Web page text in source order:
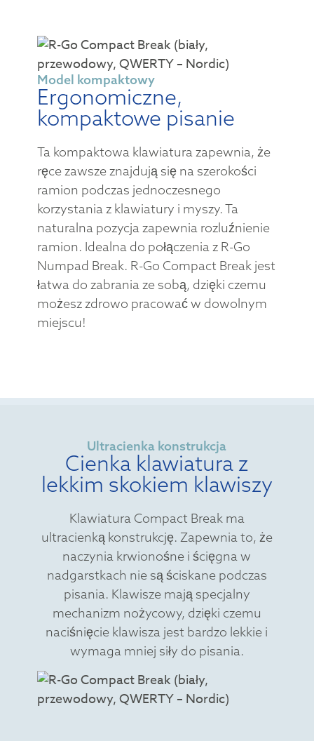
Model kompaktowy
Ergonomiczne,
kompaktowe pisanie
Ta kompaktowa klawiatura zapewnia, że
ręce zawsze znajdują się na szerokości
ramion podczas jednoczesnego
korzystania z klawiatury i myszy. Ta
naturalna pozycja zapewnia rozluźnienie
ramion. Idealna do połączenia z R-Go
Numpad Break. R-Go Compact Break jest
łatwa do zabrania ze sobą, dzięki czemu
możesz zdrowo pracować w dowolnym
miejscu!
Ultracienka konstrukcja
Cienka klawiatura z
lekkim skokiem klawiszy
Klawiatura Compact Break ma
ultracienką konstrukcję. Zapewnia to, że
naczynia krwionośne i ścięgna w
nadgarstkach nie są ściskane podczas
pisania. Klawisze mają specjalny
mechanizm nożycowy, dzięki czemu
naciśnięcie klawisza jest bardzo lekkie i
wymaga mniej siły do pisania.